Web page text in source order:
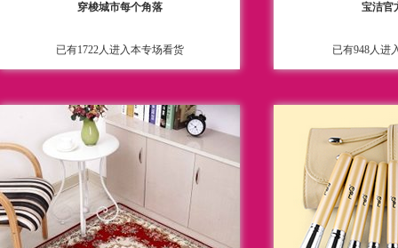
穿梭城市每个角落
已有1722人进入本专场看货
宝洁官
已有948人进